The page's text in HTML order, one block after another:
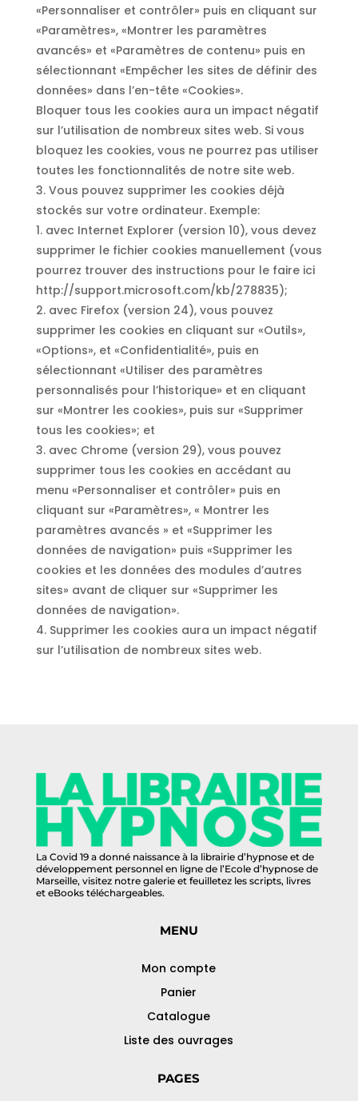
«Personnaliser et contrôler» puis en cliquant sur
«Paramètres», «Montrer les paramètres
avancés» et «Paramètres de contenu» puis en
sélectionnant «Empêcher les sites de définir des
données» dans l’en-tête «Cookies».
Bloquer tous les cookies aura un impact négatif
sur l’utilisation de nombreux sites web. Si vous
bloquez les cookies, vous ne pourrez pas utiliser
toutes les fonctionnalités de notre site web.
3. Vous pouvez supprimer les cookies déjà
stockés sur votre ordinateur. Exemple:
1. avec Internet Explorer (version 10), vous devez
supprimer le fichier cookies manuellement (vous
pourrez trouver des instructions pour le faire ici
http://support.microsoft.com/kb/278835);
2. avec Firefox (version 24), vous pouvez
supprimer les cookies en cliquant sur «Outils»,
«Options», et «Confidentialité», puis en
sélectionnant «Utiliser des paramètres
personnalisés pour l’historique» et en cliquant
sur «Montrer les cookies», puis sur «Supprimer
tous les cookies»; et
3. avec Chrome (version 29), vous pouvez
supprimer tous les cookies en accédant au
menu «Personnaliser et contrôler» puis en
cliquant sur «Paramètres», « Montrer les
paramètres avancés » et «Supprimer les
données de navigation» puis «Supprimer les
cookies et les données des modules d’autres
sites» avant de cliquer sur «Supprimer les
données de navigation».
4. Supprimer les cookies aura un impact négatif
sur l’utilisation de nombreux sites web.
La Covid 19 a donné naissance à la librairie d’hypnose et de
développement personnel en ligne de l’Ecole d’hypnose de
Marseille, visitez notre galerie et feuilletez les scripts, livres
et eBooks téléchargeables.
MENU
Mon compte
Panier
Catalogue
Liste des ouvrages
PAGES